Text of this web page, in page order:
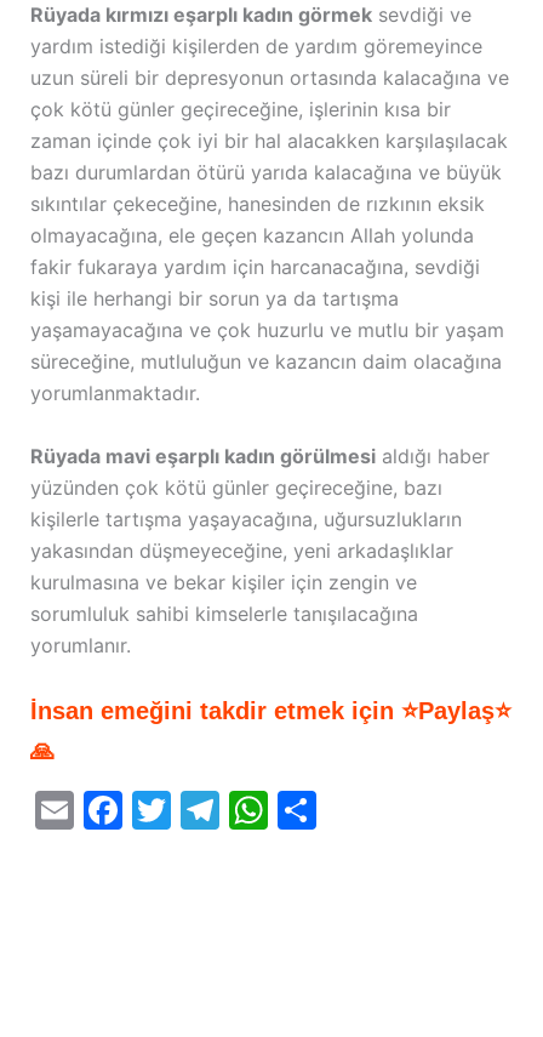
Rüyada kırmızı eşarplı kadın görmeksevdiği ve
yardım istediği kişilerden de yardım göremeyince
uzun süreli bir depresyonun ortasında kalacağına ve
çok kötü günler geçireceğine, işlerinin kısa bir
zaman içinde çok iyi bir hal alacakken karşılaşılacak
bazı durumlardan ötürü yarıda kalacağına ve büyük
sıkıntılar çekeceğine, hanesinden de rızkının eksik
olmayacağına, ele geçen kazancın Allah yolunda
fakir fukaraya yardım için harcanacağına, sevdiği
kişi ile herhangi bir sorun ya da tartışma
yaşamayacağına ve çok huzurlu ve mutlu bir yaşam
süreceğine, mutluluğun ve kazancın daim olacağına
yorumlanmaktadır.
Rüyada mavi eşarplı kadın görülmesialdığı haber
yüzünden çok kötü günler geçireceğine, bazı
kişilerle tartışma yaşayacağına, uğursuzlukların
yakasından düşmeyeceğine, yeni arkadaşlıklar
kurulmasına ve bekar kişiler için zengin ve
sorumluluk sahibi kimselerle tanışılacağına
yorumlanır.
İnsan emeğini takdir etmek için ⭐Paylaş⭐
🙏
E F T T W S